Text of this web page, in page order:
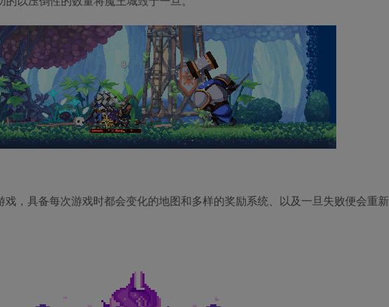
，具备每次游戏时都会变化的地图和多样的奖励系统、以及一旦失败便会重